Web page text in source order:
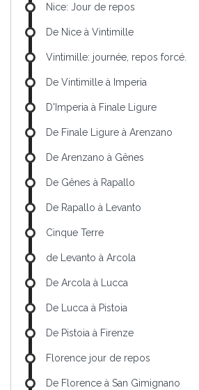
Nice: Jour de repos
De Nice à Vintimille
Vintimille: journée, repos forcé.
De Vintimille à Imperia
D'Imperia à Finale Ligure
De Finale Ligure à Arenzano
De Arenzano à Gênes
De Gênes à Rapallo
De Rapallo à Levanto
Cinque Terre
de Levanto à Arcola
De Arcola à Lucca
De Lucca à Pistoia
De Pistoia à Firenze
Florence jour de repos
De Florence à San Gimignano